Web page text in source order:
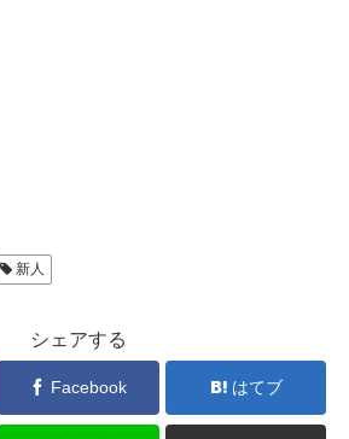
新人
シェアする
Facebook はてブ